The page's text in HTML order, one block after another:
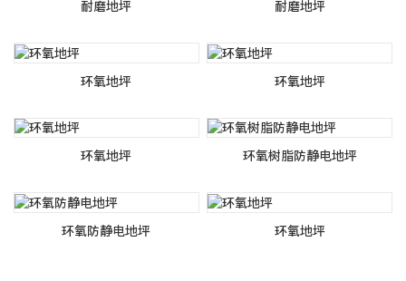
耐磨地坪 耐磨地坪
环氧地坪 环氧地坪
环氧地坪 环氧树脂防静电地坪
环氧防静电地坪 环氧地坪